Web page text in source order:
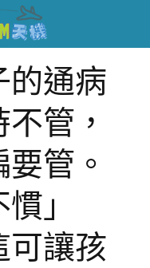
的通病
管，
管。
」
可讓孩